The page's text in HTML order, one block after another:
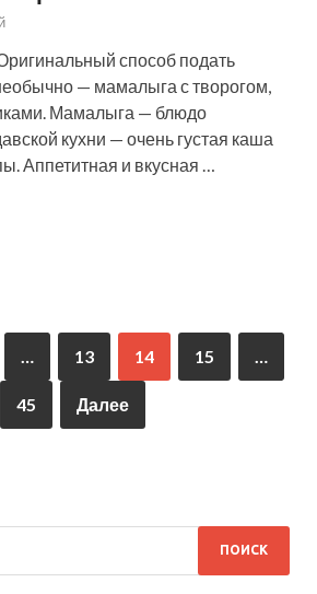
способ подать
— мамалыга с творогом,
Мамалыга — блюдо
кухни — очень густая каша
Аппетитная и вкусная …
… 13 14 15 …
45 Далее